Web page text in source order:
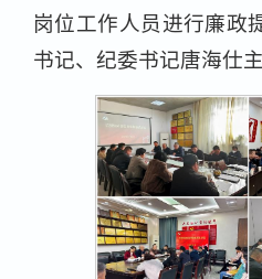
岗位工作人员进行廉政
书记、纪委书记唐海仕主